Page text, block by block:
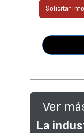
Solicitar
Ver
La